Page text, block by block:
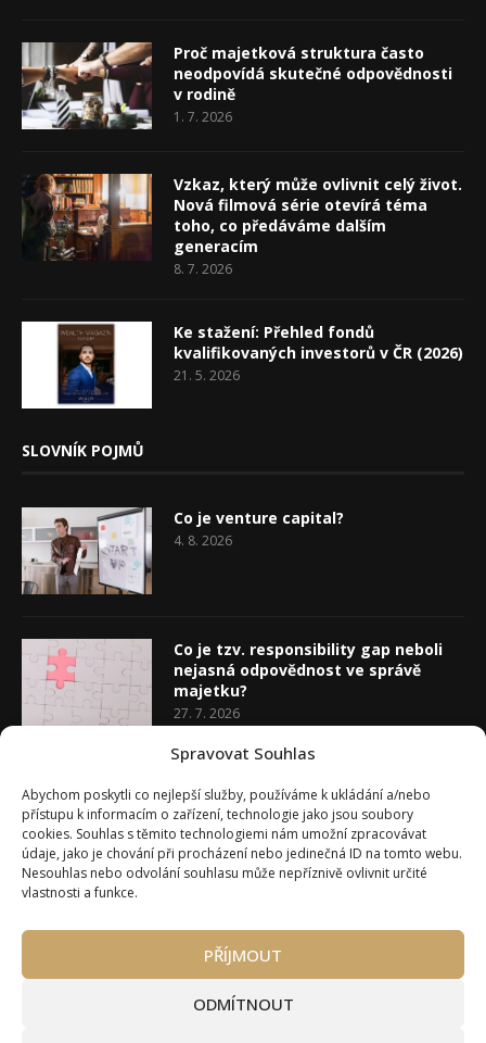
Spravovat Souhlas
Abychom poskytli co nejlepší služby, používáme k ukládání a/nebo
přístupu k informacím o zařízení, technologie jako jsou soubory
cookies. Souhlas s těmito technologiemi nám umožní zpracovávat
údaje, jako je chování při procházení nebo jedinečná ID na tomto webu.
Nesouhlas nebo odvolání souhlasu může nepříznivě ovlivnit určité
vlastnosti a funkce.
PŘÍJMOUT
ODMÍTNOUT
Proč majetková struktura často
neodpovídá skutečné odpovědnosti
v rodině
1. 7. 2026
Vzkaz, který může ovlivnit celý život.
Nová filmová série otevírá téma
toho, co předáváme dalším
generacím
8. 7. 2026
Ke stažení: Přehled fondů
kvalifikovaných investorů v ČR (2026)
21. 5. 2026
SLOVNÍK POJMŮ
Co je venture capital?
4. 8. 2026
Co je tzv. responsibility gap neboli
nejasná odpovědnost ve správě
majetku?
27. 7. 2026
20. 7. 2026
O Wealth Magazínu Můj účet
Kontakty
Máte zájem o spolupráci?
Pravidla používání webu wmag.cz